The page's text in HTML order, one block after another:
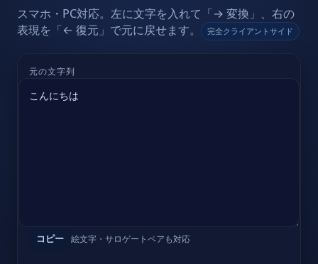
スマホ・PC対応。左に文字を入れて「→ 変換」、右の
表現を「← 復元」で元に戻せます。
完全クライアントサイド
元の文字列
コピー 絵文字・サロゲートペアも対応